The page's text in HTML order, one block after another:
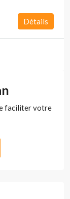
Détails
faciliter votre